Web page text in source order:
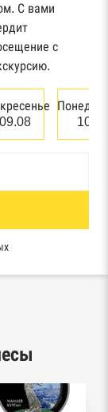
о
С вами
с
09.08
10.08